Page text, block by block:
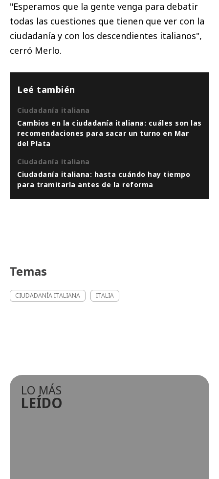
"Esperamos que la gente venga para debatir
todas las cuestiones que tienen que ver con la
ciudadanía y con los descendientes italianos",
cerró Merlo.
Leé también
Ciudadanía italiana
Cambios en la ciudadanía italiana: cuáles son las
recomendaciones para sacar un turno en Mar
del Plata
Ciudadanía italiana
Ciudadanía italiana: hasta cuándo hay tiempo
para tramitarla antes de la reforma
Temas
CIUDADANÍA ITALIANA ITALIA
LO MÁS
LEÍDO